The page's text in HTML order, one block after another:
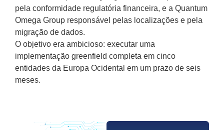
pela conformidade regulatória financeira, e a Quantum
Omega Group responsável pelas localizações e pela
migração de dados.
O objetivo era ambicioso: executar uma
implementação greenfield completa em cinco
entidades da Europa Ocidental em um prazo de seis
meses.